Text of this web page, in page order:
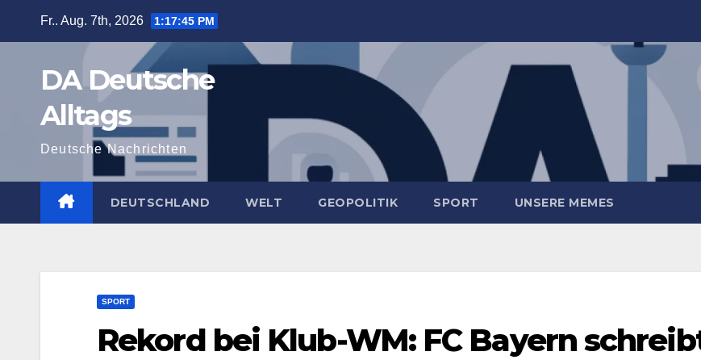
Fr.. Aug. 7th, 2026 1:17:46 PM
DA Deutsche
Alltags
Deutsche Nachrichten
DEUTSCHLAND WELT GEOPOLITIK SPORT UNSERE MEMES
SPORT
Rekord bei Klub-WM: FC Bayern